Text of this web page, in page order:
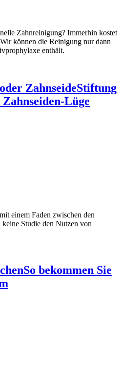
Zahnreinigung? Immerhin kostet
können die Reinigung nur dann
enthält.
ZahnseideStiftung
Lüge
einem Faden zwischen den
Studie den Nutzen von
So bekommen Sie